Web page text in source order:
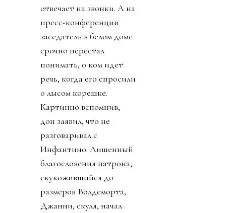
отвечает на звонки. А на
пресс-конференции
заседатель в белом доме
срочно перестал
понимать, о ком идет
речь, когда его спросили
о лысом корешке.
Картинно вспомнив,
дон заявил, что не
разговаривал с
Инфантино. Лишенный
благословения патрона,
скукожившийся до
размеров Волдеморта,
Джанни, скуля, начал